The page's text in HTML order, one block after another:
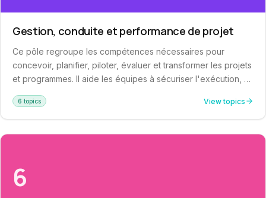
Gestion, conduite et performance de projet
Ce pôle regroupe les compétences nécessaires pour
concevoir, planifier, piloter, évaluer et transformer les projets
et programmes. Il aide les équipes à sécuriser l'exécution, à
résultats mesurables. Les formations couvrent aussi bien les
approches classiques que les méthodes agiles, et intègrent
les outils de pilotage modernes.
6 topics View topics
6